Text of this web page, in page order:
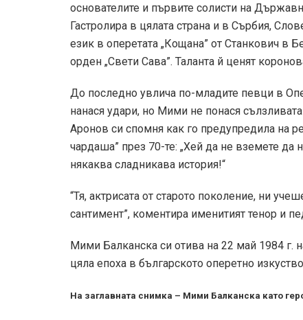
основателите и първите солисти на
Гастролира в цялата страна и в Сърбия,
език в оперетата „Кощана” от Станкович в
орден „Свети Сава”. Таланта й ценят
До последно увлича по-младите певци в
нанася удари, но Мими не понася
Аронов си спомня как го предупредила на
чардаша” през 70-те: „Хей да не вземете
някаква сладникава история!“
“Тя, актрисата от старото поколение, ни
сантимент”, коментира именитият тенор и
Мими Балканска си отива на 22 май 1984 г.
цяла епоха в българското оперетно
На заглавната снимка – Мими Балканска като